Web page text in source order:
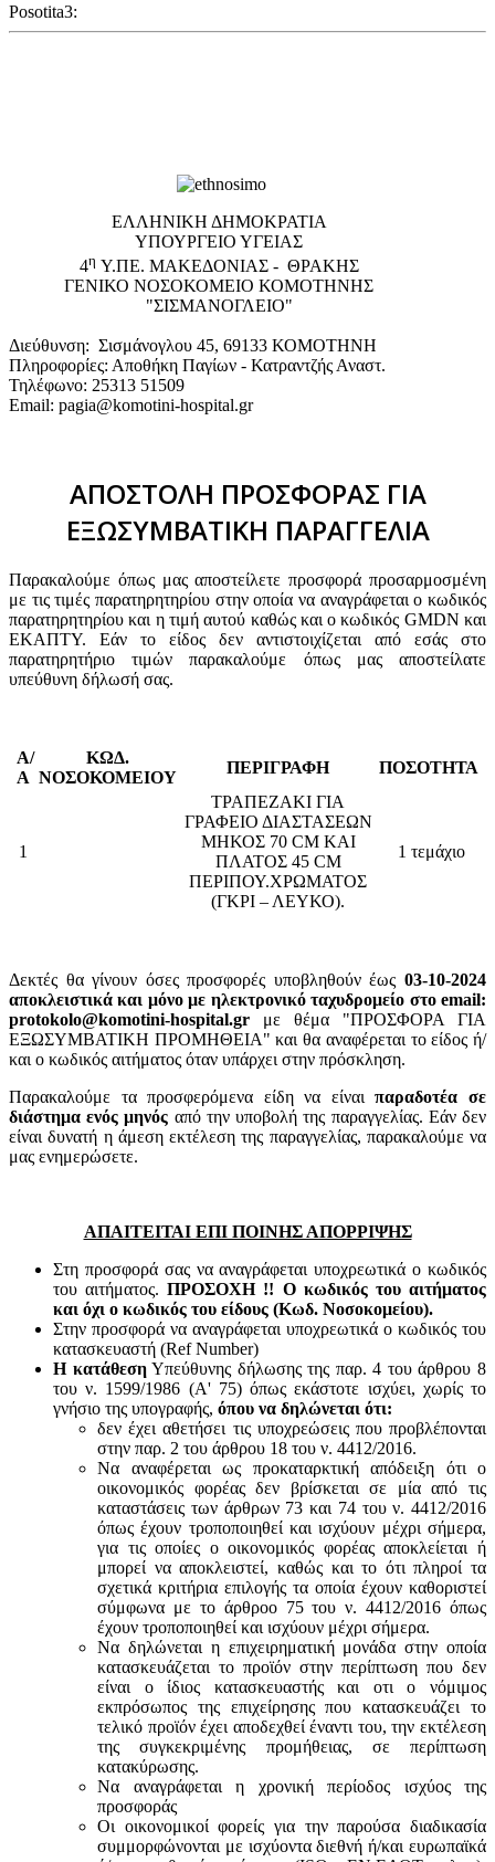
Posotita3:
EΛΛΗΝΙΚΗ ΔΗΜΟΚΡΑΤΙΑ
ΥΠΟΥΡΓΕΙΟ ΥΓΕΙΑΣ
4η Υ.ΠΕ. ΜΑΚΕΔΟΝΙΑΣ - ΘΡΑΚΗΣ
ΓΕΝΙΚΟ NΟΣΟΚΟΜΕΙΟ ΚΟΜΟΤΗΝΗΣ
"ΣΙΣΜΑΝΟΓΛΕΙΟ"
Διεύθυνση: Σισμάνογλου 45, 69133 ΚΟΜΟΤΗΝΗ
Πληροφορίες: Αποθήκη Παγίων - Κατραντζής Αναστ.
Τηλέφωνο: 25313 51509
Email: pagia@komotini-hospital.gr
ΑΠΟΣΤΟΛΗ ΠΡΟΣΦΟΡΑΣ ΓΙΑ
ΕΞΩΣΥΜΒΑΤΙΚΗ ΠΑΡΑΓΓΕΛΙΑ
Παρακαλούμε όπως μας αποστείλετε προσφορά προσαρμοσμένη
με τις τιμές παρατηρητηρίου στην οποία να αναγράφεται ο κωδικός
παρατηρητηρίου και η τιμή αυτού καθώς και ο κωδικός GMDN και
ΕΚΑΠΤΥ. Εάν το είδος δεν αντιστοιχίζεται από εσάς στο
παρατηρητήριο τιμών παρακαλούμε όπως μας αποστείλατε
υπεύθυνη δήλωσή σας.
Α/
Α
ΚΩΔ.
ΝΟΣΟΚΟΜΕΙΟΥ
ΠΕΡΙΓΡΑΦΗ ΠΟΣΟΤΗΤΑ
1
ΤΡΑΠΕΖΑΚΙ ΓΙΑ
ΓΡΑΦΕΙΟ ΔΙΑΣΤΑΣΕΩΝ
ΜΗΚΟΣ 70 CM KAI
ΠΛΑΤΟΣ 45 CM
ΠΕΡΙΠΟΥ.XΡΩΜΑΤΟΣ
(ΓΚΡΙ – ΛΕΥΚΟ).
1 τεμάχιο
Δεκτές θα γίνουν όσες προσφορές υποβληθούν έως 03-10-2024
αποκλειστικά και μόνο με ηλεκτρονικό ταχυδρομείο στο email:
protokolo@komotini-hospital.gr με θέμα "ΠΡΟΣΦΟΡΑ ΓΙΑ
ΕΞΩΣΥΜΒΑΤΙΚΗ ΠΡΟΜΗΘΕΙΑ" και θα αναφέρεται το είδος ή/
και ο κωδικός αιτήματος όταν υπάρχει στην πρόσκληση.
Παρακαλούμε τα προσφερόμενα είδη να είναιπαραδοτέα σε
διάστημα ενός μηνός από την υποβολή της παραγγελίας. Εάν δεν
είναι δυνατή η άμεση εκτέλεση της παραγγελίας, παρακαλούμε να
μας ενημερώσετε.
ΑΠΑΙΤΕΙΤΑΙ ΕΠΙ ΠΟΙΝΗΣ ΑΠΟΡΡΙΨΗΣ
Στη προσφορά σας να αναγράφεται υποχρεωτικά ο κωδικός
του αιτήματος.ΠΡΟΣΟΧΗ !! Ο κωδικός του αιτήματος
και όχι ο κωδικός του είδους (Κωδ. Νοσοκομείου).
Στην προσφορά να αναγράφεται υποχρεωτικά ο κωδικός του
κατασκευαστή (Ref Number)
Η κατάθεσηΥπεύθυνης δήλωσης της παρ. 4 του άρθρου 8
του ν. 1599/1986 (Α' 75) όπως εκάστοτε ισχύει, χωρίς το
γνήσιο της υπογραφής, όπου να δηλώνεται ότι:
δεν έχει αθετήσει τις υποχρεώσεις που προβλέπονται
στην παρ. 2 του άρθρου 18 του ν. 4412/2016.
Να αναφέρεται ως προκαταρκτική απόδειξη ότι ο
οικονομικός φορέας δεν βρίσκεται σε μία από τις
καταστάσεις των άρθρων 73 και 74 του ν. 4412/2016
όπως έχουν τροποποιηθεί και ισχύουν μέχρι σήμερα,
για τις οποίες ο οικονομικός φορέας αποκλείεται ή
μπορεί να αποκλειστεί, καθώς και το ότι πληροί τα
σχετικά κριτήρια επιλογής τα οποία έχουν καθοριστεί
σύμφωνα με τo άρθροo 75 του ν. 4412/2016 όπως
έχουν τροποποιηθεί και ισχύουν μέχρι σήμερα.
Να δηλώνεται η επιχειρηματική μονάδα στην οποία
κατασκευάζεται το προϊόν στην περίπτωση που δεν
είναι ο ίδιος κατασκευαστής και oτι ο νόμιμος
εκπρόσωπος της επιχείρησης που κατασκευάζει το
τελικό προϊόν έχει αποδεχθεί έναντι του, την εκτέλεση
της συγκεκριμένης προμήθειας, σε περίπτωση
κατακύρωσης.
Να αναγράφεται η χρονική περίοδος ισχύος της
προσφοράς
Οι οικονομικοί φορείς για την παρούσα διαδικασία
συμμορφώνονται με ισχύοντα διεθνή ή/και ευρωπαϊκά